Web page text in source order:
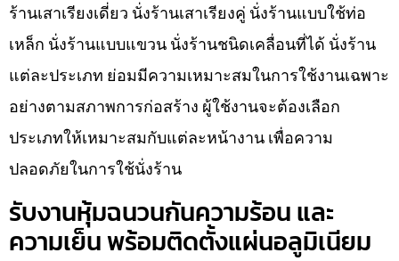
ร้านเสาเรียงเดี่ยว นั่งร้านเสาเรียงคู่ นั่งร้านแบบใช้ท่อ
เหล็ก นั่งร้านแบบแขวน นั่งร้านชนิดเคลื่อนที่ได้ นั่งร้าน
แต่ละประเภท ย่อมมีความเหมาะสมในการใช้งานเฉพาะ
อย่างตามสภาพการก่อสร้าง ผู้ใช้งานจะต้องเลือก
ประเภทให้เหมาะสมกับแต่ละหน้างาน เพื่อความ
ปลอดภัยในการใช้นั่งร้าน
รับงานหุ้มฉนวนกันความร้อน และ
ความเย็น พร้อมติดตั้งแผ่นอลูมิเนียม